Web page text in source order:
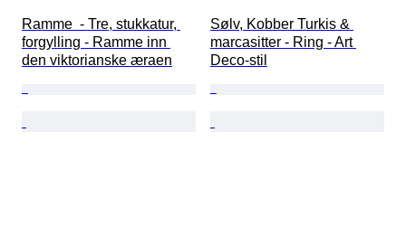
Ramme  - Tre, stukkatur,
forgylling - Ramme inn
den viktorianske æraen
Sølv, Kobber Turkis &
marcasitter - Ring - Art
Deco-stil